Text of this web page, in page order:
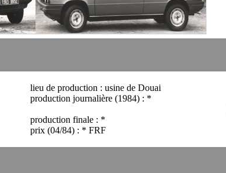
lieu de production : usine de Douai
production journalière (1984) : *
production finale : *
prix (04/84) : * FRF